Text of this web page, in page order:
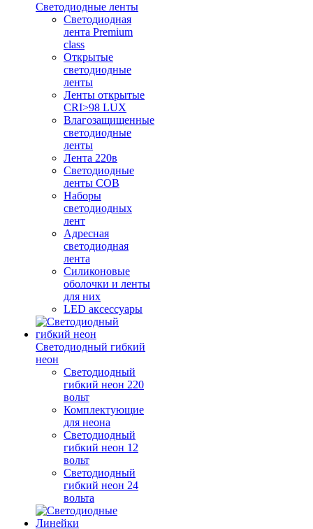
Светодиодные ленты
Светодиодная
лента Premium
class
Открытые
светодиодные
ленты
Ленты открытые
CRI>98 LUX
Влагозащищенные
светодиодные
ленты
Лента 220в
Светодиодные
ленты COB
Наборы
светодиодных
лент
Адресная
светодиодная
лента
Силиконовые
оболочки и ленты
для них
LED аксессуары
Светодиодный гибкий
неон
Светодиодный
гибкий неон 220
вольт
Комплектующие
для неона
Светодиодный
гибкий неон 12
вольт
Светодиодный
гибкий неон 24
вольта